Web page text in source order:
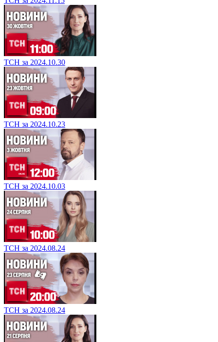
ТСН за 2024.10.30
ТСН за 2024.10.23
ТСН за 2024.10.03
ТСН за 2024.08.24
ТСН за 2024.08.24